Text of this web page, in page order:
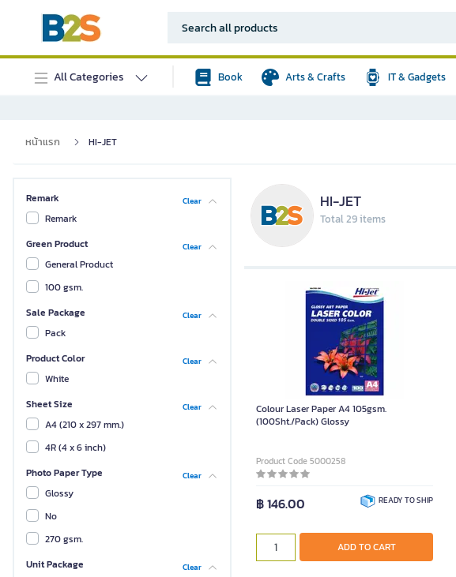
All Categories Book Arts & Crafts IT & Gadgets
หน้าแรก HI-JET
Remark Clear
Remark
Green Product
Clear
General Product
100 gsm.
Sale Package
Clear
Pack
Product Color
Clear
White
Sheet Size
Clear
A4 (210 x 297 mm.)
4R (4 x 6 inch)
Photo Paper Type
Clear
Glossy
No
270 gsm.
Unit Package
Clear
HI-JET
Total 29 items
Colour Laser Paper A4 105gsm.
(100Sht./Pack) Glossy
Product Code 5000258
฿ 146.00 READY TO SHIP
ADD TO CART